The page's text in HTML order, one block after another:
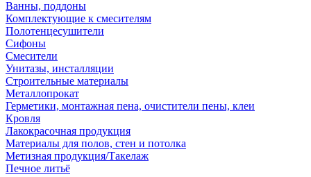
Ванны, поддоны
Комплектующие к смесителям
Полотенцесушители
Сифоны
Смесители
Унитазы, инсталляции
Строительные материалы
Металлопрокат
Герметики, монтажная пена, очистители пены, клеи
Кровля
Лакокрасочная продукция
Материалы для полов, стен и потолка
Метизная продукция/Такелаж
Печное литьё